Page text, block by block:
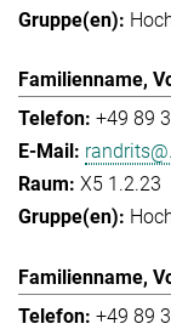
+49 89
X5 1.2.23
+49 89